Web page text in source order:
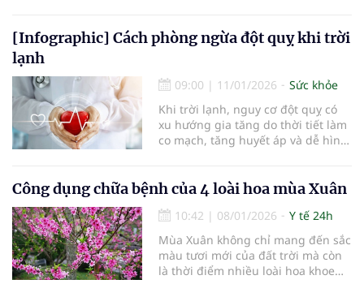
đặc điểm lây nhiễm của từng loại
động phòng ngừa.
[Infographic] Cách phòng ngừa đột quỵ khi trời
lạnh
09:00 | 11/01/2026
Sức khỏe
Khi trời lạnh, nguy cơ đột quỵ có
xu hướng gia tăng do thời tiết làm
co mạch, tăng huyết áp và dễ hình
cao tuổi và người có bệnh nền tim
mạch, cần lưu ý các biện pháp sau.
Công dụng chữa bệnh của 4 loài hoa mùa Xuân
10:42 | 08/01/2026
Y tế 24h
Mùa Xuân không chỉ mang đến sắc
màu tươi mới của đất trời mà còn
là thời điểm nhiều loài hoa khoe